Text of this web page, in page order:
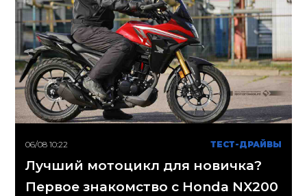
06/08 10:22 ТЕСТ-ДРАЙВЫ
Лучший мотоцикл для новичка?
Первое знакомство с Honda NX200